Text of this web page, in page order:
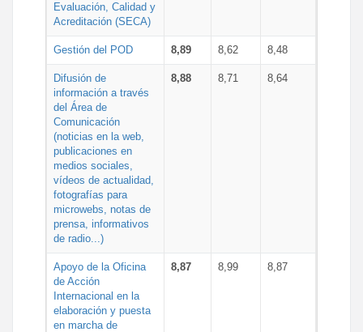
Evaluación, Calidad y
Acreditación (SECA)
Gestión del POD 8,89 8,62 8,48
Difusión de
información a través
del Área de
Comunicación
(noticias en la web,
publicaciones en
medios sociales,
vídeos de actualidad,
fotografías para
microwebs, notas de
prensa, informativos
de radio...)
8,88 8,71 8,64
Apoyo de la Oficina
de Acción
Internacional en la
elaboración y puesta
en marcha de
8,87 8,99 8,87